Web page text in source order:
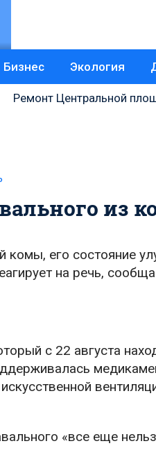
Бизнес Экология
Ремонт Центральной
из
его состояние
на речь,
с 22 августа
«все еще